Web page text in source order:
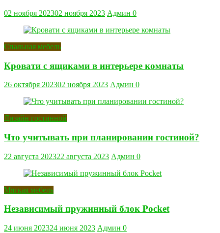
02 ноября 202302 ноября 2023 Админ 0
Спальная мебель
Кровати с ящиками в интерьере комнаты
26 октября 202302 ноября 2023 Админ 0
Дизайн гостинной
Что учитывать при планировании гостиной?
22 августа 202322 августа 2023 Админ 0
Мягкая мебель
Независимый пружинный блок Pocket
24 июня 202324 июня 2023 Админ 0